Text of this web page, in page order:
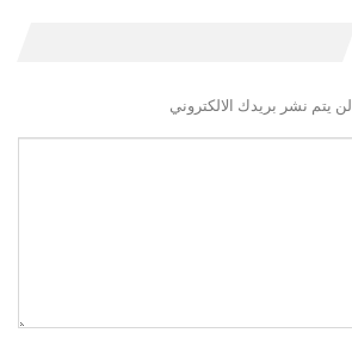
لن يتم نشر بريدك الالكتروني